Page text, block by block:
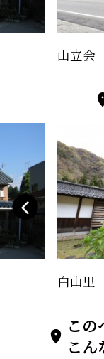
山立会
白山里
この
こ